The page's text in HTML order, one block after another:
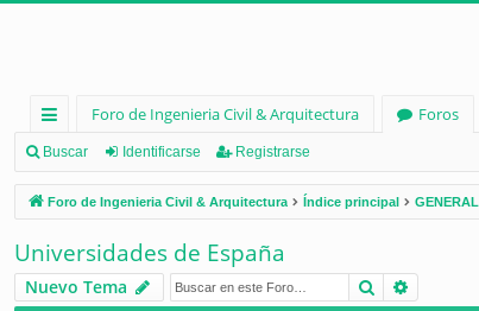
nl
ac
es
rá
pi
Foro de Ingenieria Civil & Arquitectura
Foros
Buscar Identificarse Registrarse
Foro de Ingenieria Civil & Arquitectura Índice principal GENERAL
Universidades de España
Nuevo Tema Buscar